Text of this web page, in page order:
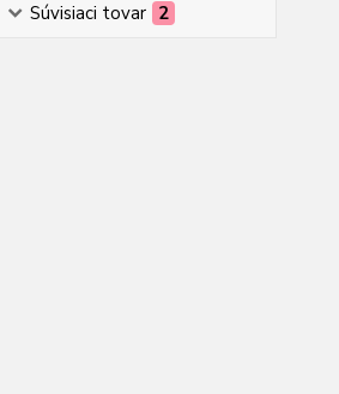
Súvisiaci tovar 2